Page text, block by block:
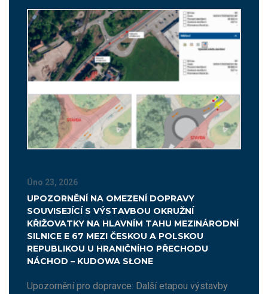
UPOZORNĚNÍ NA OMEZENÍ DOPRAVY
SOUVISEJÍCÍ S VÝSTAVBOU OKRUŽNÍ
KŘIŽOVATKY NA HLAVNÍM TAHU MEZINÁRODNÍ
SILNICE E 67 MEZI ČESKOU A POLSKOU
REPUBLIKOU U HRANIČNÍHO PŘECHODU
NÁCHOD – KUDOWA SŁONE
Upozornění pro dopravce: Další etapou výstavby
Úno 23, 2026